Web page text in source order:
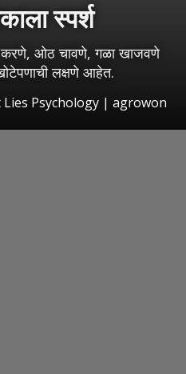
स्पर्श
करणे, ओठ चावणे, गळा खाजवणे
लक्षणे आहेत.
Lies Psychology | agrowon